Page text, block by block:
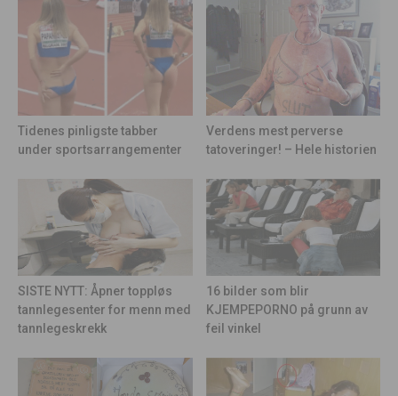
Tidenes pinligste tabber
under sportsarrangementer
Verdens mest perverse
tatoveringer! – Hele historien
SISTE NYTT: Åpner toppløs
tannlegesenter for menn med
tannlegeskrekk
16 bilder som blir
KJEMPEPORNO på grunn av
feil vinkel